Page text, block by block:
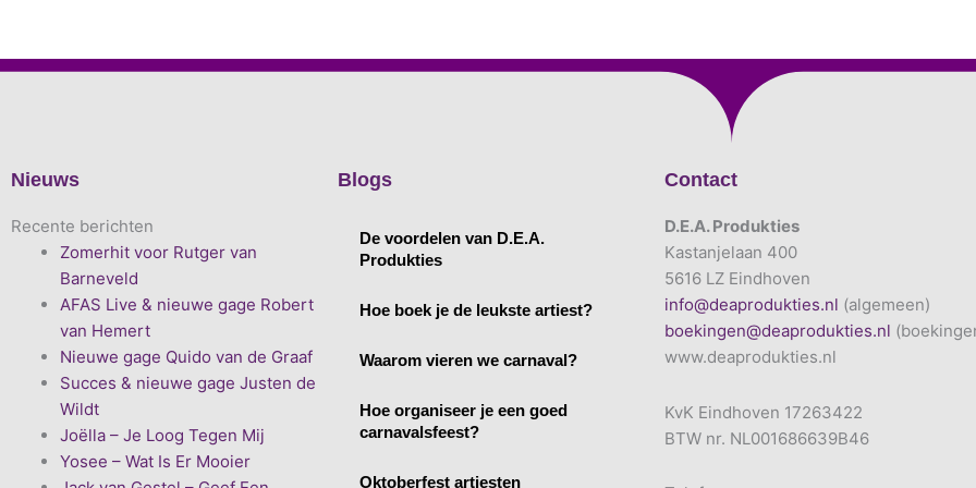
Nieuws
Recente berichten
Zomerhit voor Rutger van
Barneveld
AFAS Live & nieuwe gage Robert
van Hemert
Nieuwe gage Quido van de Graaf
Succes & nieuwe gage Justen de
Wildt
Joëlla – Je Loog Tegen Mij
Yosee – Wat Is Er Mooier
Blogs
De voordelen van D.E.A.
Produkties
Hoe boek je de leukste artiest?
Waarom vieren we carnaval?
Hoe organiseer je een goed
carnavalsfeest?
Oktoberfest artiesten
Contact
D.E.A. Produkties
Kastanjelaan 400
5616 LZ Eindhoven
info@deaprodukties.nl (algemeen)
boekingen@deaprodukties.nl
www.deaprodukties.nl
KvK Eindhoven 17263422
BTW nr. NL001686639B46